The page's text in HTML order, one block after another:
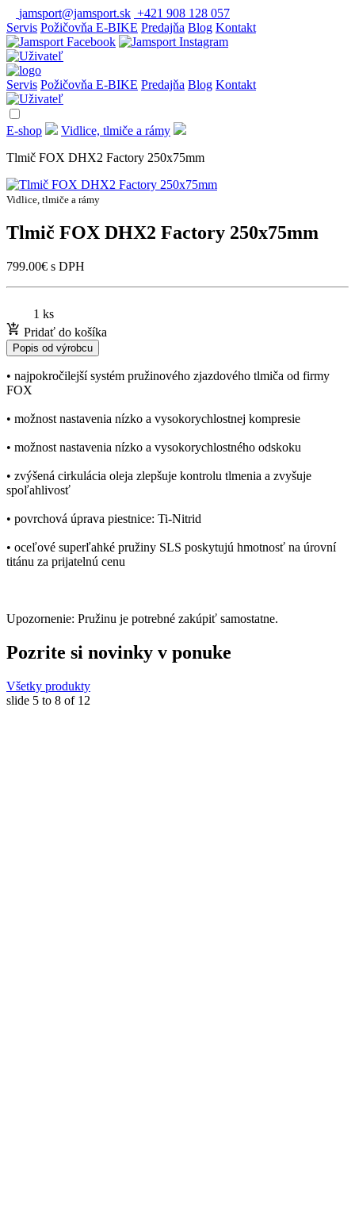
jamsport@jamsport.sk +421 908 128 057
Servis Požičovňa E-BIKE Predajňa Blog Kontakt
Servis Požičovňa E-BIKE Predajňa Blog Kontakt
E-shop
Vidlice, tlmiče a rámy
Tlmič FOX DHX2 Factory 250x75mm
Vidlice, tlmiče a rámy
Tlmič FOX DHX2 Factory 250x75mm
799.00€ s DPH
1 ks
Pridať do košíka
Popis od výrobcu
• najpokročilejší systém pružinového zjazdového tlmiča od firmy
FOX
• možnost nastavenia nízko a vysokorychlostnej kompresie
• možnost nastavenia nízko a vysokorychlostného odskoku
• zvýšená cirkulácia oleja zlepšuje kontrolu tlmenia a zvyšuje
spoľahlivosť
• povrchová úprava piestnice: Ti-Nitrid
• oceľové superľahké pružiny SLS poskytujú hmotnosť na úrovní
titánu za prijatelnú cenu
Upozornenie: Pružinu je potrebné zakúpiť samostatne.
Pozrite si novinky v ponuke
Všetky produkty
slide 5 to 8 of 12